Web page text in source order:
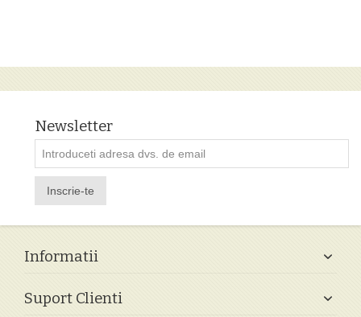
Newsletter
Inscrie-te
Informatii
Suport Clienti